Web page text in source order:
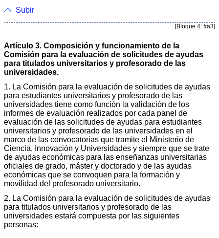
Subir
[Bloque 4: #a3]
Artículo 3. Composición y funcionamiento de la
Comisión para la evaluación de solicitudes de ayudas
para titulados universitarios y profesorado de las
universidades.
1. La Comisión para la evaluación de solicitudes de ayudas
para estudiantes universitarios y profesorado de las
universidades tiene como función la validación de los
informes de evaluación realizados por cada panel de
evaluación de las solicitudes de ayudas para estudiantes
universitarios y profesorado de las universidades en el
marco de las convocatorias que tramite el Ministerio de
Ciencia, Innovación y Universidades y siempre que se trate
de ayudas económicas para las enseñanzas universitarias
oficiales de grado, máster y doctorado y de las ayudas
económicas que se convoquen para la formación y
movilidad del profesorado universitario.
2. La Comisión para la evaluación de solicitudes de ayudas
para titulados universitarios y profesorado de las
universidades estará compuesta por las siguientes
personas: